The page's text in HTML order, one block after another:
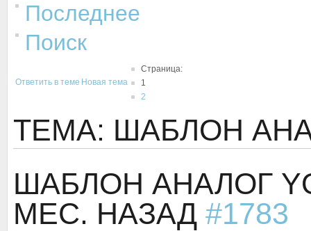
Последнее
Поиск
Ответить в теме Новая тема
Страница:
1
2
ТЕМА: ШАБЛОН
ШАБЛОН АНАЛОГ
МЕС. НАЗАД #1783